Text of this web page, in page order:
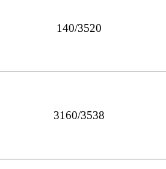
140/3520
3160/3538